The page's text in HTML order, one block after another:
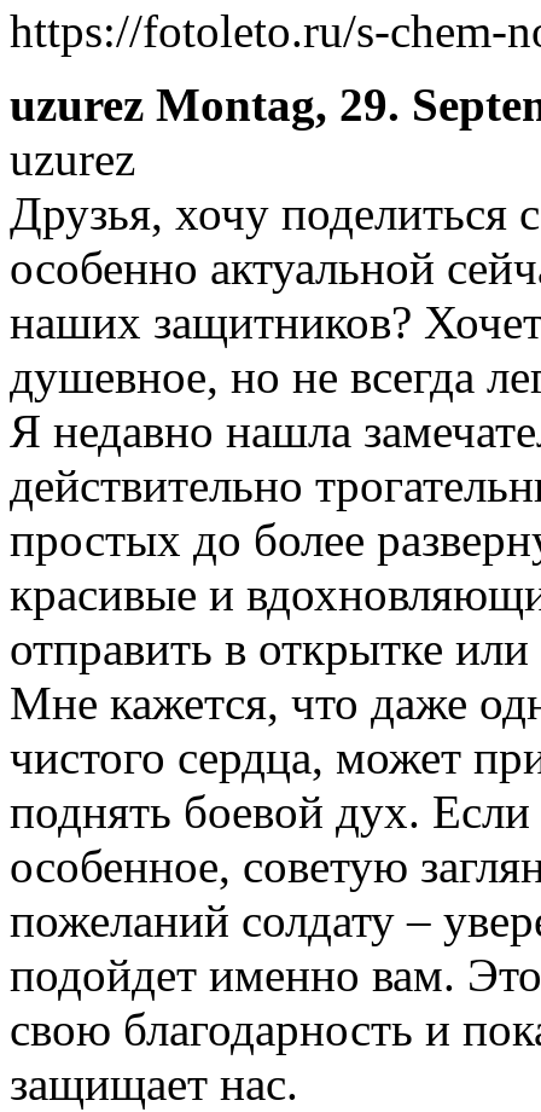
https://fotoleto.ru/s-chem-
uzurez Montag, 29.
uzurez
Друзья, хочу поделиться
особенно актуальной
наших защитников?
душевное, но не всегда
Я недавно нашла
действительно
простых до более
красивые и
отправить в открытке
Мне кажется, что даже
чистого сердца, может
поднять боевой дух.
особенное, советую
пожеланий солдату –
подойдет именно вам.
свою благодарность и
защищает нас.